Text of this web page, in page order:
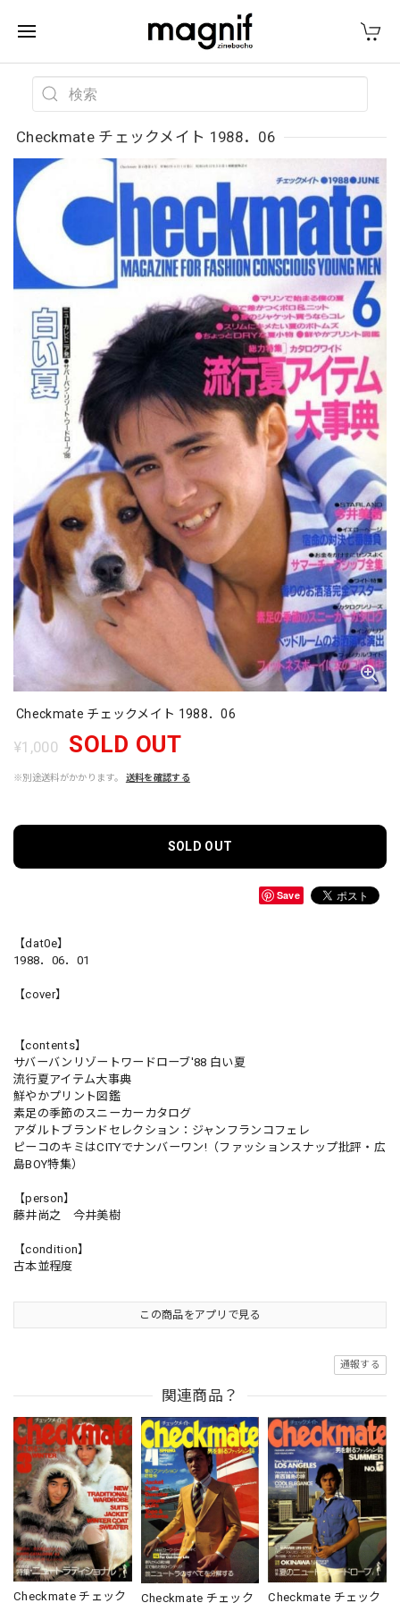
Checkmate チェックメイト 1988．06
Checkmate チェックメイト 1988．06
¥1,000 SOLD OUT
※別途送料がかかります。 送料を確認する
SOLD OUT
Save
【dat0e】
1988．06．01
【cover】
【contents】
サバーバンリゾートワードローブ'88 白い夏
流行夏アイテム大事典
鮮やかプリント図鑑
素足の季節のスニーカーカタログ
アダルトブランドセレクション：ジャンフランコフェレ
ピーコのキミはCITYでナンバーワン!（ファッションスナップ批評・広
島BOY特集）
【person】
藤井尚之 今井美樹
【condition】
古本並程度
この商品をアプリで見る
通報する
関連商品？
Checkmate チェック Checkmate チェック Checkmate チェック